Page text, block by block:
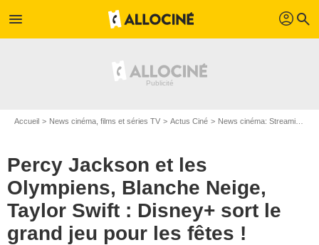
menu profil search
Accueil News cinéma, films et séries TV Actus Ciné News cinéma: Streaming
Percy Jackson et les
Olympiens, Blanche Neige,
Taylor Swift : Disney+ sort le
grand jeu pour les fêtes !